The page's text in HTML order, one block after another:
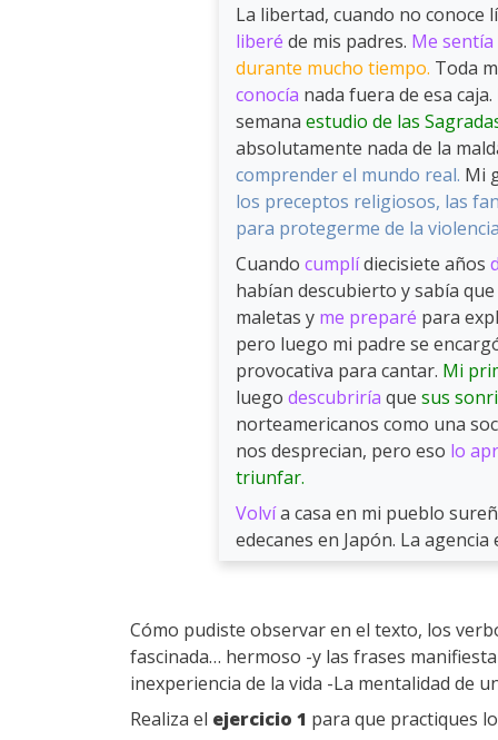
La libertad, cuando no conoce
liberé de mis padres. Me sentía
durante mucho tiempo. Toda
conocía nada fuera de esa
semana estudio de las
absolutamente nada de la
comprender el mundo real. Mi
los preceptos religiosos, las
para protegerme de la
Cuando cumplídiecisiete años
habían descubierto y sabía que
maletas y me preparé para
pero luego mi padre se
provocativa para cantar. Mi
luego descubriría que sus
norteamericanos como una
nos desprecian, pero eso lo
triunfar.
Volvía casa en mi pueblo
edecanes en Japón. La
Cómo pudiste observar en el texto, los
fascinada… hermoso -y las frases
inexperiencia de la vida -La mentalidad de
Realiza el ejercicio 1 para que practiques